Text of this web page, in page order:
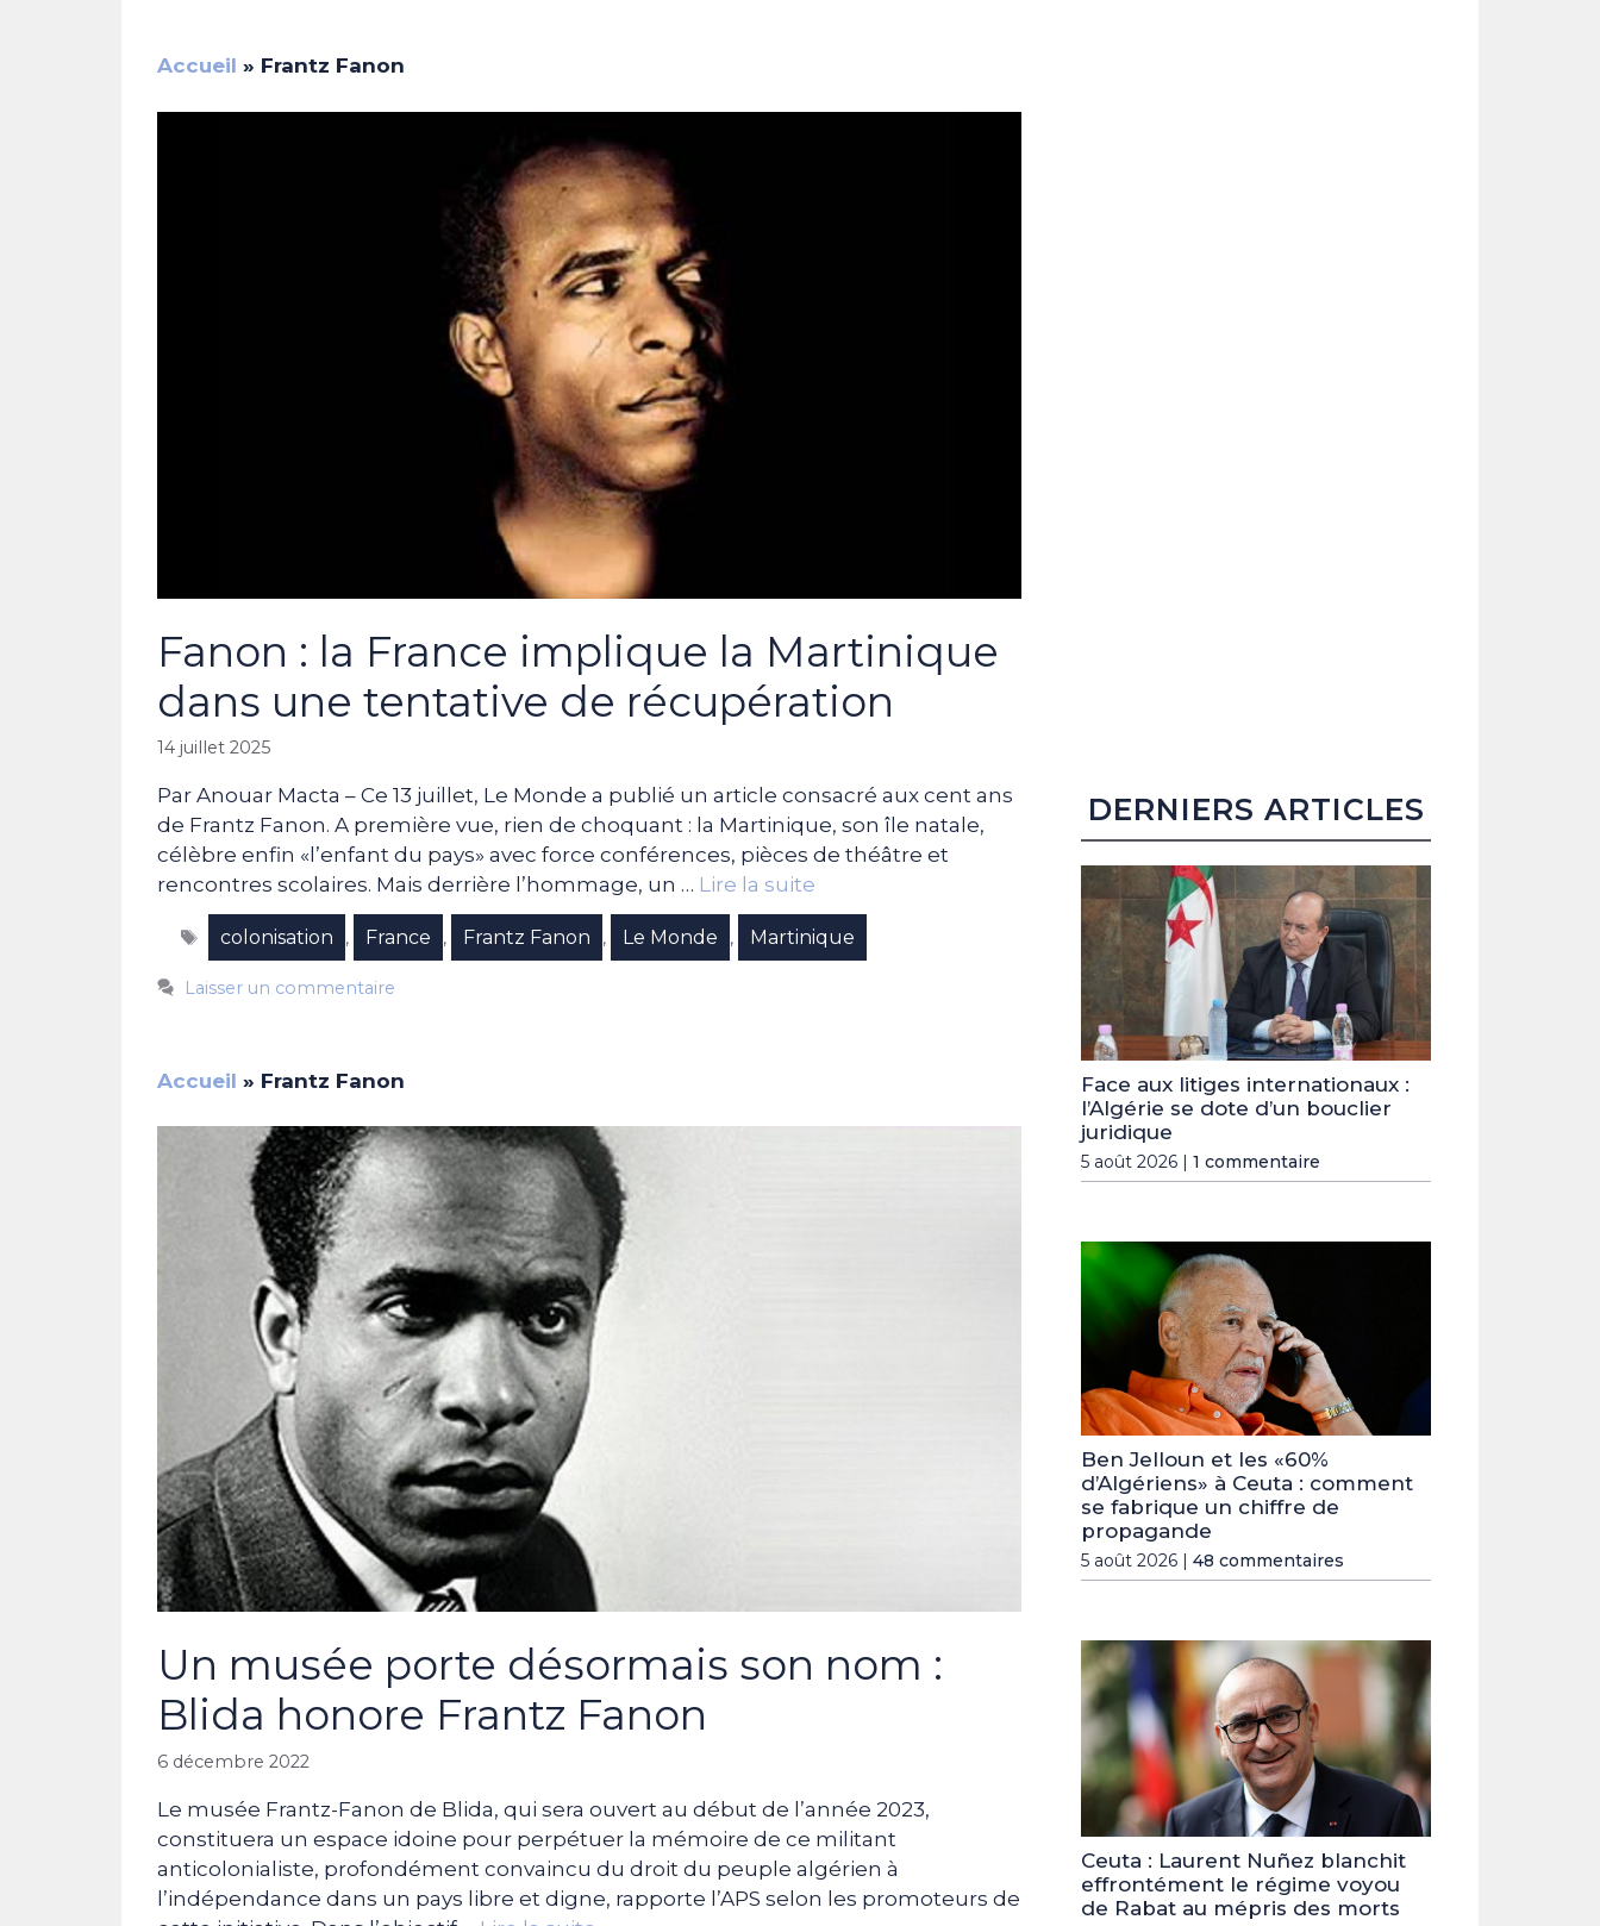
Accueil » Frantz Fanon
Fanon : la France implique la Martinique
dans une tentative de récupération
14 juillet 2025
Par Anouar Macta – Ce 13 juillet, Le Monde a publié un article consacré aux cent ans
de Frantz Fanon. A première vue, rien de choquant : la Martinique, son île natale,
célèbre enfin «l’enfant du pays» avec force conférences, pièces de théâtre et
rencontres scolaires. Mais derrière l’hommage, un … Lire la suite
Étiquettes
colonisation , France , Frantz Fanon , Le Monde , Martinique
Laisser un commentaire
Accueil » Frantz Fanon
Un musée porte désormais son nom :
Blida honore Frantz Fanon
6 décembre 2022
Le musée Frantz-Fanon de Blida, qui sera ouvert au début de l’année 2023,
constituera un espace idoine pour perpétuer la mémoire de ce militant
anticolonialiste, profondément convaincu du droit du peuple algérien à
l’indépendance dans un pays libre et digne, rapporte l’APS selon les promoteurs de
DERNIERS ARTICLES
Face aux litiges internationaux :
l’Algérie se dote d’un bouclier
juridique
5 août 2026 | 1 commentaire
Ben Jelloun et les «60%
d’Algériens» à Ceuta : comment
se fabrique un chiffre de
propagande
5 août 2026 | 48 commentaires
Ceuta : Laurent Nuñez blanchit
effrontément le régime voyou
de Rabat au mépris des morts